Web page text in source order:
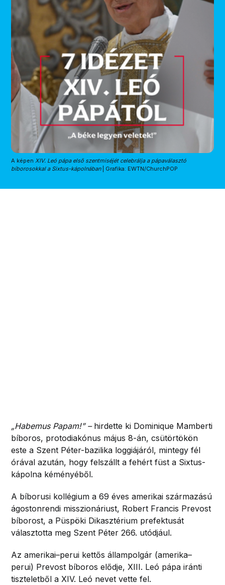
A képen XIV. Leó pápa első szentmiséjét celebrálja a pápaválasztó
bíborosokkal a Sixtus-kápolnában | Grafika: EWTN/ChurchPOP
„Habemus Papam!” – hirdette ki Dominique Mamberti
bíboros, protodiakónus május 8-án, csütörtökön
este a Szent Péter-bazilika loggiájáról, mintegy fél
órával azután, hogy felszállt a fehért füst a Sixtus-
kápolna kéményéből.
A bíborusi kollégium a 69 éves amerikai származású
ágostonrendi misszionáriust, Robert Francis Prevost
bíborost, a Püspöki Dikasztérium prefektusát
választotta meg Szent Péter 266. utódjául.
Az amerikai–perui kettős állampolgár (amerika–
perui) Prevost bíboros elődje, XIII. Leó pápa iránti
tiszteletből a XIV. Leó nevet vette fel.